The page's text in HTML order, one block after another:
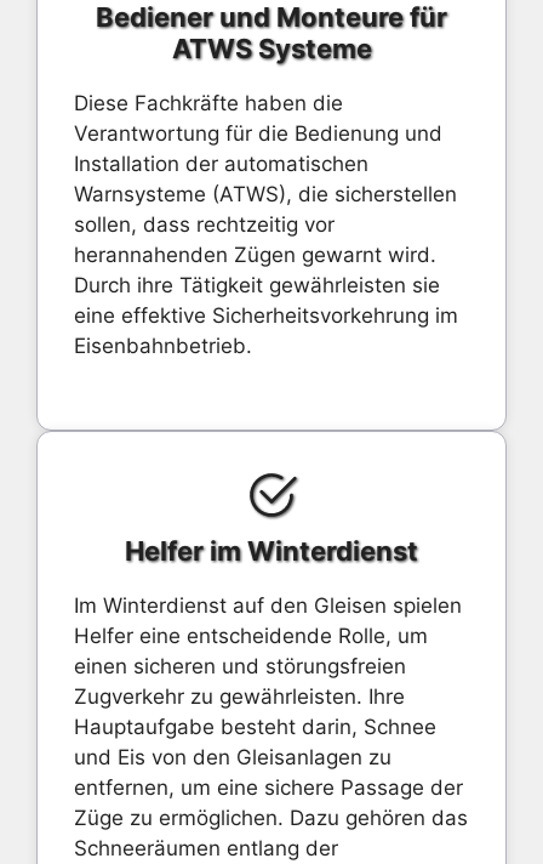
Bediener und Monteure für
ATWS Systeme
Diese Fachkräfte haben die
Verantwortung für die Bedienung und
Installation der automatischen
Warnsysteme (ATWS), die sicherstellen
sollen, dass rechtzeitig vor
herannahenden Zügen gewarnt wird.
Durch ihre Tätigkeit gewährleisten sie
eine effektive Sicherheitsvorkehrung im
Eisenbahnbetrieb.
Helfer im Winterdienst
Im Winterdienst auf den Gleisen spielen
Helfer eine entscheidende Rolle, um
einen sicheren und störungsfreien
Zugverkehr zu gewährleisten. Ihre
Hauptaufgabe besteht darin, Schnee
und Eis von den Gleisanlagen zu
entfernen, um eine sichere Passage der
Züge zu ermöglichen. Dazu gehören das
Schneeräumen entlang der